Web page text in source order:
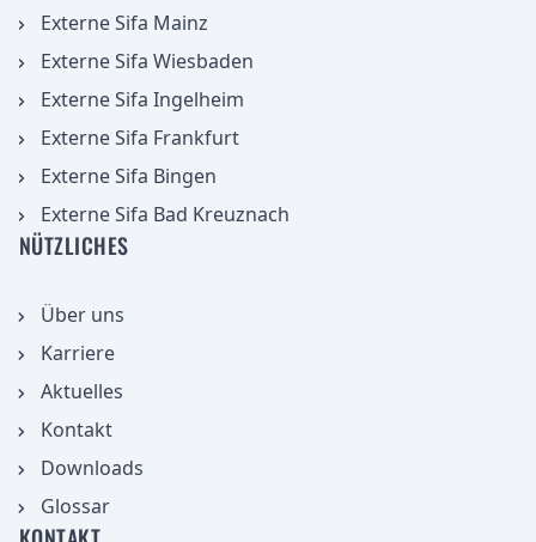
Externe Sifa Mainz
Externe Sifa Wiesbaden
Externe Sifa Ingelheim
Externe Sifa Frankfurt
Externe Sifa Bingen
Externe Sifa Bad Kreuznach
NÜTZLICHES
Über uns
Karriere
Aktuelles
Kontaktaufnehmen
Downloads
Glossar